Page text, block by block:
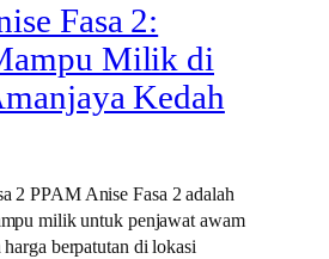
Fasa 2:
Milik di
Kedah
2 PPAM Anise Fasa 2 adalah
milik untuk penjawat awam
berpatutan di lokasi